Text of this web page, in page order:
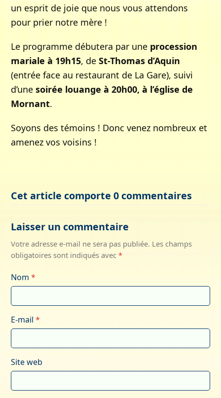
un esprit de joie que nous vous attendons
pour prier notre mère !
Le programme débutera par une procession
mariale à 19h15, deSt-Thomas d’Aquin
(entrée face au restaurant de La Gare), suivi
d’unesoirée louange à 20h00, à l’église de
Mornant.
Soyons des témoins ! Donc venez nombreux et
amenez vos voisins !
Cet article comporte 0 commentaires
Laisser un commentaire
Votre adresse e-mail ne sera pas publiée. Les champs
obligatoires sont indiqués avec*
Nom*
E-mail*
Site web